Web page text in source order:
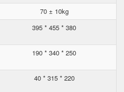
70 ± 10kg
395 * 455 * 380
190 * 340 * 250
40 * 315 * 220